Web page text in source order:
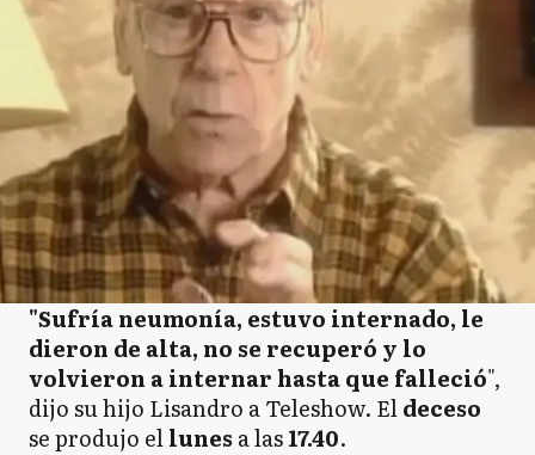
"Sufría neumonía, estuvo internado, le
dieron de alta, no se recuperó y lo
volvieron a internar hasta que falleció",
dijo su hijo Lisandro a Teleshow. Eldeceso
se produjo ellunes a las17.40.